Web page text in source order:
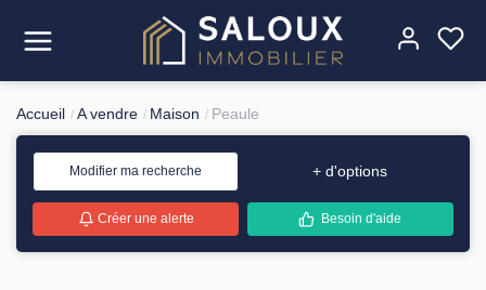
Acheter
Louer
Estimer
Accueil A vendre Maison Peaule
Modifier ma recherche + d'options
Créer une alerte Besoin d'aide